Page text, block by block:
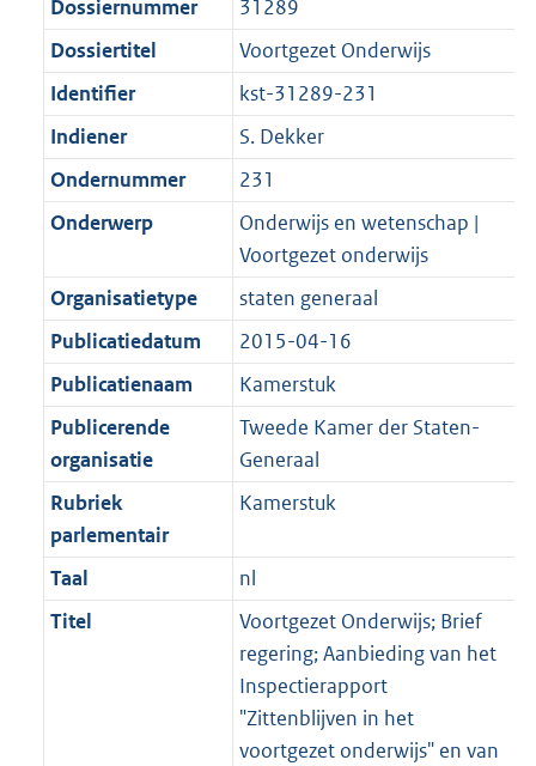
Dossiernummer
31289
Dossiertitel
Voortgezet Onderwijs
Identifier
kst-31289-231
Indiener
S. Dekker
Ondernummer
231
Onderwerp
Onderwijs en wetenschap |
Voortgezet onderwijs
Organisatietype
staten generaal
Publicatiedatum
2015-04-16
Publicatienaam
Kamerstuk
Publicerende
organisatie
Tweede Kamer der Staten-
Generaal
Rubriek
parlementair
Kamerstuk
Taal
nl
Titel
Voortgezet Onderwijs; Brief
regering; Aanbieding van het
Inspectierapport
"Zittenblijven in het
voortgezet onderwijs" en van